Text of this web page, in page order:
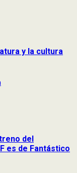
y la cultura
del
es de Fantástico